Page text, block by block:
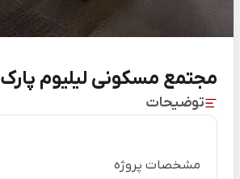
مجتمع مسکونی لیلیوم پارک
توضیحات
مشخصات پروژه